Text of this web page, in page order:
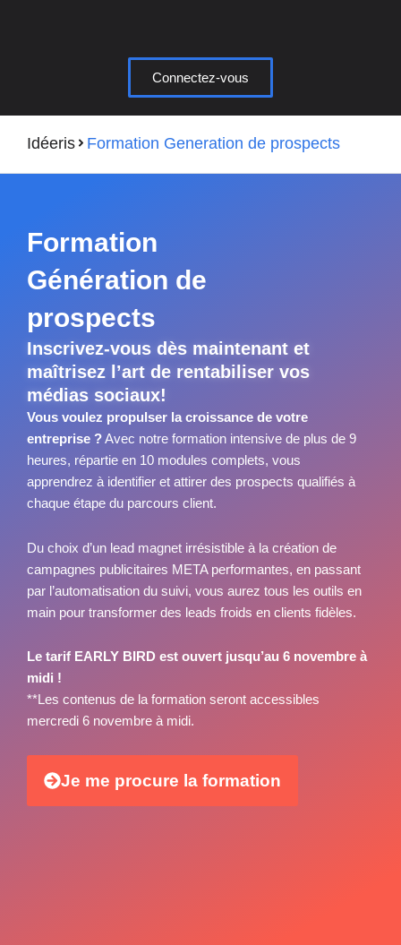
Connectez-vous
Idéeris Formation Generation de prospects
Formation
Génération de
prospects
Inscrivez-vous dès maintenant et
maîtrisez l’art de rentabiliser vos
médias sociaux!
Vous voulez propulser la croissance de votre
entreprise ?Avec notre formation intensive de plus de 9
heures, répartie en 10 modules complets, vous
apprendrez à identifier et attirer des prospects qualifiés à
chaque étape du parcours client.
Du choix d’un lead magnet irrésistible à la création de
campagnes publicitaires META performantes, en passant
par l’automatisation du suivi, vous aurez tous les outils en
main pour transformer des leads froids en clients fidèles.
Le tarif EARLY BIRD est ouvert jusqu’au 6 novembre à
midi !
**Les contenus de la formation seront accessibles
mercredi 6 novembre à midi.
Je me procure la formation